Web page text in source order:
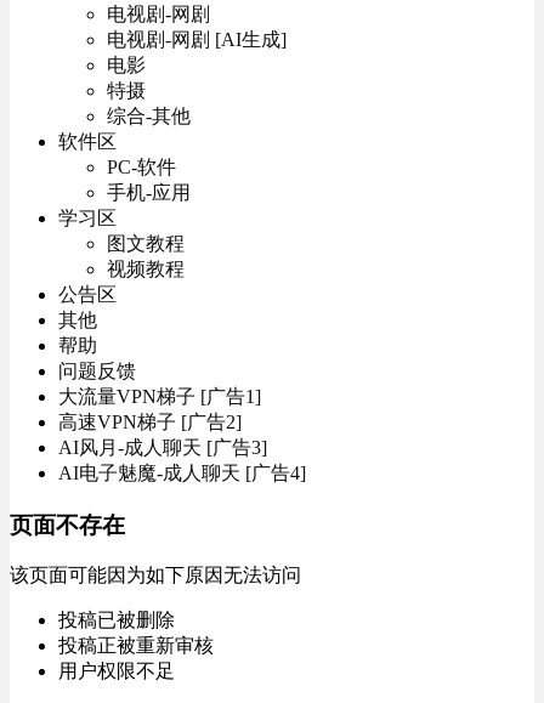
电视剧-网剧
电视剧-网剧 [AI生成]
电影
特摄
综合-其他
软件区
PC-软件
手机-应用
学习区
图文教程
视频教程
公告区
其他
帮助
问题反馈
大流量VPN梯子 [广告1]
高速VPN梯子 [广告2]
AI风月-成人聊天 [广告3]
AI电子魅魔-成人聊天 [广告4]
页面不存在
该页面可能因为如下原因无法访问
投稿已被删除
投稿正被重新审核
用户权限不足